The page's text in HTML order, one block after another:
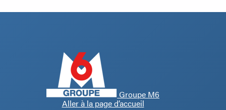
Groupe M6
Aller à la page d’accueil